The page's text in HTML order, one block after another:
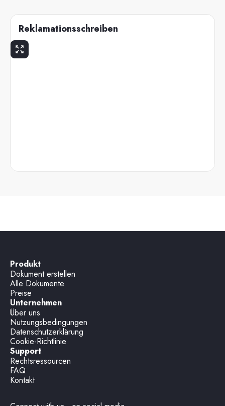
Reklamationsschreiben
Produkt
Dokument erstellen
Alle Dokumente
Preise
Unternehmen
Über uns
Nutzungsbedingungen
Datenschutzerklärung
Cookie-Richtlinie
Support
Rechtsressourcen
FAQ
Kontakt